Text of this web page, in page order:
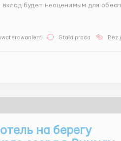
будет неоценимым для
Stała praca Bez
на берегу